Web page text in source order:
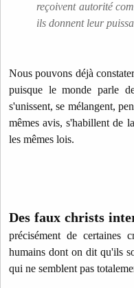
reçoivent autorité
ils donnent leur
Nous pouvons déjà
puisque le monde parle
s'unissent, se mélangent,
mêmes avis, s'habillent de
les mêmes lois.
Des faux christs
précisément de certaines
humains dont on dit qu'ils
qui ne semblent pas